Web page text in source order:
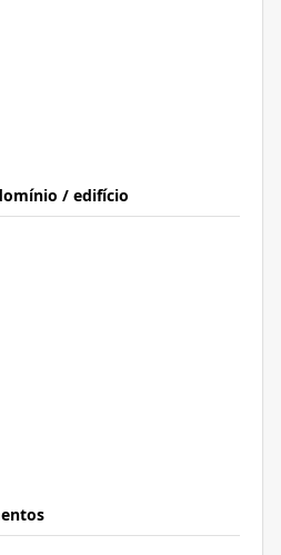
/ edifício